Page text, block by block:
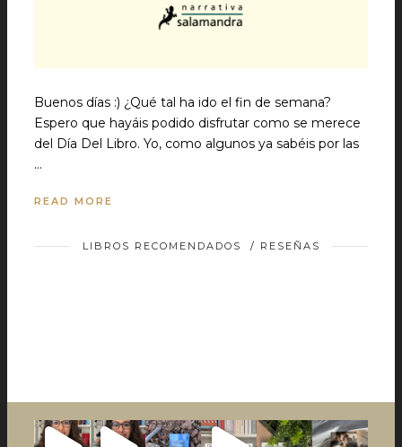
Buenos días :) ¿Qué tal ha ido el fin de semana?
Espero que hayáis podido disfrutar como se merece
del Día Del Libro. Yo, como algunos ya sabéis por las
…
READ MORE
LIBROS RECOMENDADOS / RESEÑAS